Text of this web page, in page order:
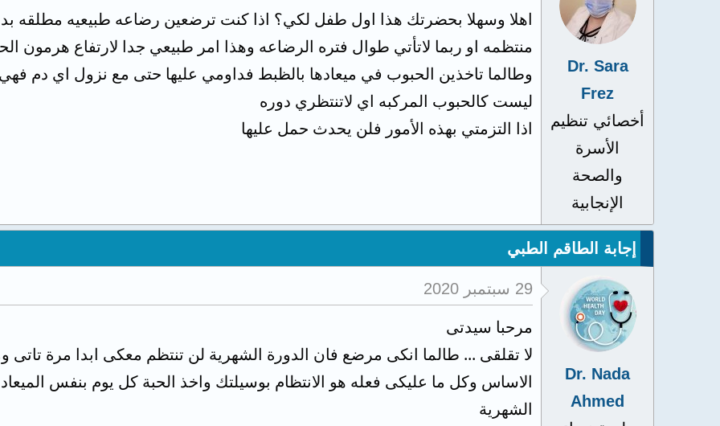
Dr. Sara
Frez
أخصائي تنظيم
الأسرة
والصحة
الإنجابية
اهلا وسهلا بحضرتك هذا اول طفل لكي؟ اذا كنت ترضعين رضاعه طبيعيه مطلقه
منتظمه او ربما لاتأتي طوال فتره الرضاعه وهذا امر طبيعي جدا لارتفاع هرمون
وطالما تاخذين الحبوب في ميعادها بالظبط فداومي عليها حتى مع نزول اي دم
ليست كالحبوب المركبه اي لاتنتظري دوره
اذا التزمتي بهذه الأمور فلن يحدث حمل عليها
إجابة الطاقم الطبي
Dr. Nada
Ahmed
29 سبتمبر 2020
مرحبا سيدتى
لا تقلقى ... طالما انكى مرضع فان الدورة الشهرية لن تنتظم معكى ابدا مرة تاتى
الاساس وكل ما عليكى فعله هو الانتظام بوسيلتك واخذ الحبة كل يوم بنفس
الشهرية